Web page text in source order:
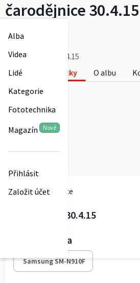
Alba
Videa
Lidé
Kategorie
Fototechnika
Magazín Nové
Přihlásit
Založit účet
čarodějnice 30.4.15
čarodějnice 30.4.15
Fotky
O albu
0
sdhskochovice
čarodějnice 30.4.15
Fototechnika
Samsung SM-N910F